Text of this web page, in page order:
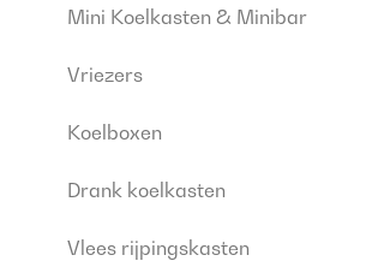
Mini Koelkasten & Minibar
Vriezers
Koelboxen
Drank koelkasten
Vlees rijpingskasten